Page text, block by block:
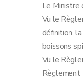
Le Ministre
Vu le
définition,
boissons
Vu le
Règlement